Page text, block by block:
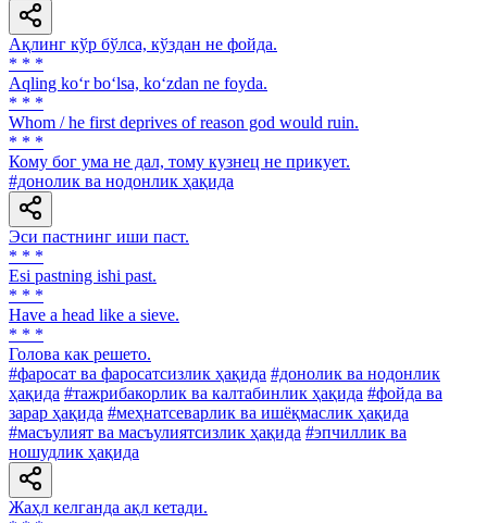
Ақлинг кўр бўлса, кўздан не фойда.
* * *
Aqling ko‘r bo‘lsa, ko‘zdan ne foyda.
* * *
Whom / he first deprives of reason god would ruin.
* * *
Кому бог ума не дал, тому кузнец не прикует.
#донолик ва нодонлик ҳақида
Эси пастнинг иши паст.
* * *
Esi pastning ishi past.
* * *
Have a head like a sieve.
* * *
Голова как решето.
#фаросат ва фаросатсизлик ҳақида #донолик ва нодонлик
ҳақида #тажрибакорлик ва калтабинлик ҳақида #фойда ва
зарар ҳақида #меҳнатсеварлик ва ишёқмаслик ҳақида
#масъулият ва масъулиятсизлик ҳақида #эпчиллик ва
ношудлик ҳақида
Жаҳл келганда ақл кетади.